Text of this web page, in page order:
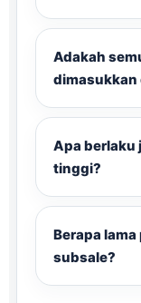
Adakah
dimasukkan
Apa berlaku
tinggi?
Berapa
subsale?